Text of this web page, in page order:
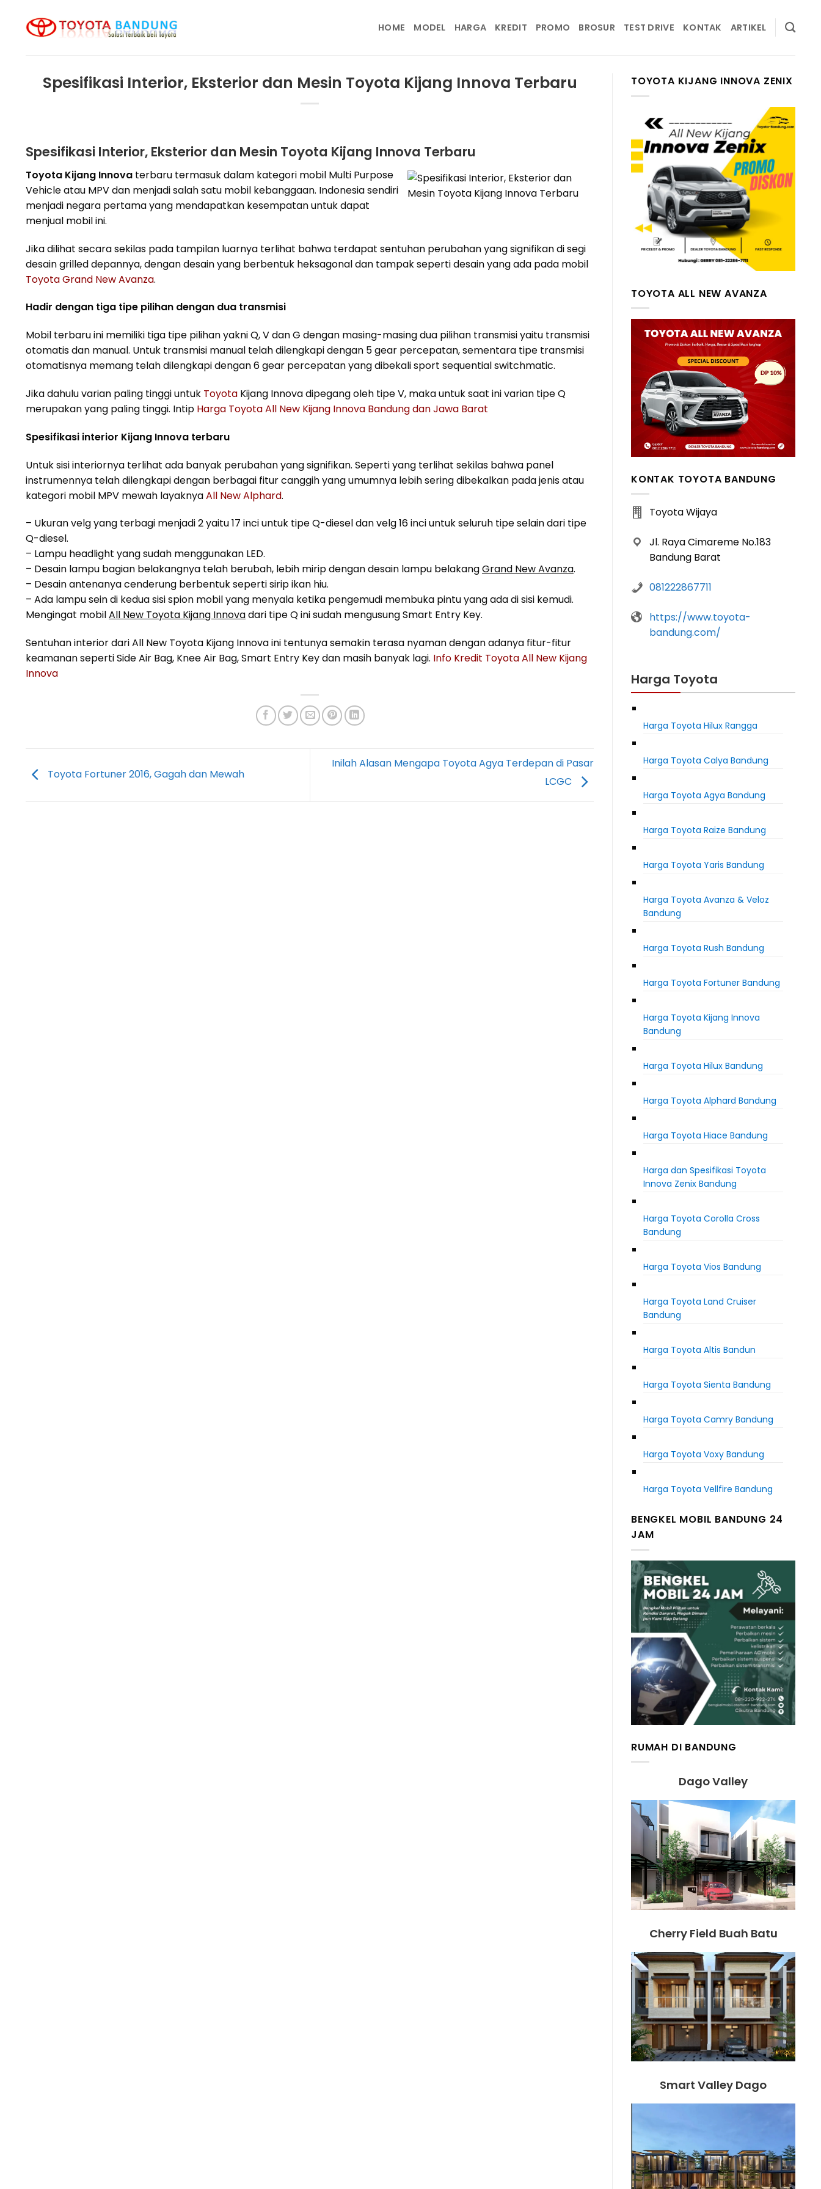
content
HOME MODEL HARGA KREDIT PROMO BROSUR TEST DRIVE KONTAK ARTIKEL
Spesifikasi Interior, Eksterior dan Mesin Toyota Kijang Innova Terbaru
Spesifikasi Interior, Eksterior dan Mesin Toyota Kijang Innova Terbaru
Toyota Kijang Innova terbaru termasuk dalam kategori mobil Multi Purpose
Vehicle atau MPV dan menjadi salah satu mobil kebanggaan. Indonesia sendiri
menjadi negara pertama yang mendapatkan kesempatan untuk dapat
menjual mobil ini.
Jika dilihat secara sekilas pada tampilan luarnya terlihat bahwa terdapat sentuhan perubahan yang signifikan di segi
desain grilled depannya, dengan desain yang berbentuk heksagonal dan tampak seperti desain yang ada pada mobil
Toyota Grand New Avanza.
Hadir dengan tiga tipe pilihan dengan dua transmisi
Mobil terbaru ini memiliki tiga tipe pilihan yakni Q, V dan G dengan masing-masing dua pilihan transmisi yaitu transmisi
otomatis dan manual. Untuk transmisi manual telah dilengkapi dengan 5 gear percepatan, sementara tipe transmisi
otomatisnya memang telah dilengkapi dengan 6 gear percepatan yang dibekali sport sequential switchmatic.
Jika dahulu varian paling tinggi untuk Toyota Kijang Innova dipegang oleh tipe V, maka untuk saat ini varian tipe Q
merupakan yang paling tinggi. Intip Harga Toyota All New Kijang Innova Bandung dan Jawa Barat
Spesifikasi interior Kijang Innova terbaru
Untuk sisi interiornya terlihat ada banyak perubahan yang signifikan. Seperti yang terlihat sekilas bahwa panel
instrumennya telah dilengkapi dengan berbagai fitur canggih yang umumnya lebih sering dibekalkan pada jenis atau
kategori mobil MPV mewah layaknyaAll New Alphard.
– Ukuran velg yang terbagi menjadi 2 yaitu 17 inci untuk tipe Q-diesel dan velg 16 inci untuk seluruh tipe selain dari tipe
Q-diesel.
– Lampu headlight yang sudah menggunakan LED.
– Desain lampu bagian belakangnya telah berubah, lebih mirip dengan desain lampu belakangGrand New Avanza.
– Desain antenanya cenderung berbentuk seperti sirip ikan hiu.
– Ada lampu sein di kedua sisi spion mobil yang menyala ketika pengemudi membuka pintu yang ada di sisi kemudi.
Mengingat mobilAll New Toyota Kijang Innovadari tipe Q ini sudah mengusung Smart Entry Key.
Sentuhan interior dari All New Toyota Kijang Innova ini tentunya semakin terasa nyaman dengan adanya fitur-fitur
keamanan seperti Side Air Bag, Knee Air Bag, Smart Entry Key dan masih banyak lagi. Info Kredit Toyota All New Kijang
Innova
Toyota Fortuner 2016, Gagah dan Mewah
Inilah Alasan Mengapa Toyota Agya Terdepan di Pasar
LCGC
TOYOTA KIJANG INNOVA ZENIX
TOYOTA ALL NEW AVANZA
KONTAK TOYOTA BANDUNG
Toyota Wijaya
Jl. Raya Cimareme No.183
Bandung Barat
081222867711
https://www.toyota-
bandung.com/
Harga Toyota
Harga Toyota Hilux Rangga
Harga Toyota Calya Bandung
Harga Toyota Agya Bandung
Harga Toyota Raize Bandung
Harga Toyota Yaris Bandung
Harga Toyota Avanza & Veloz
Bandung
Harga Toyota Rush Bandung
Harga Toyota Fortuner Bandung
Harga Toyota Kijang Innova
Bandung
Harga Toyota Hilux Bandung
Harga Toyota Alphard Bandung
Harga Toyota Hiace Bandung
Harga dan Spesifikasi Toyota
Innova Zenix Bandung
Harga Toyota Corolla Cross
Bandung
Harga Toyota Vios Bandung
Harga Toyota Land Cruiser
Bandung
Harga Toyota Altis Bandun
Harga Toyota Sienta Bandung
Harga Toyota Camry Bandung
Harga Toyota Voxy Bandung
Harga Toyota Vellfire Bandung
BENGKEL MOBIL BANDUNG 24
JAM
RUMAH DI BANDUNG
Dago Valley
Cherry Field Buah Batu
Smart Valley Dago